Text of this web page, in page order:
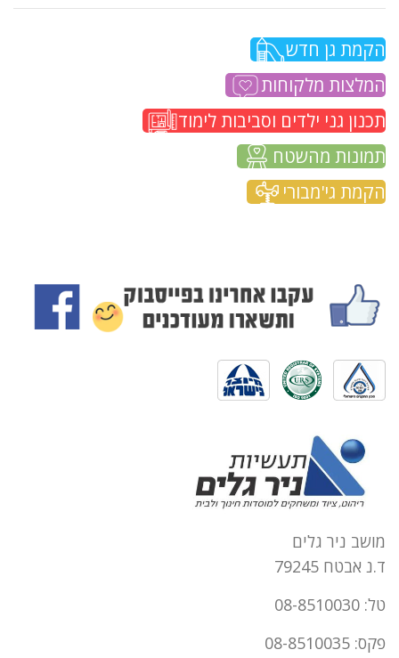
הקמת גן חדש
המלצות מלקוחות
תכנון גני ילדים וסביבות לימוד
תמונות מהשטח
הקמת גי'מבורי
מושב ניר גלים
ד.נ אבטח 79245
טל: 08-8510030
פקס: 08-8510035